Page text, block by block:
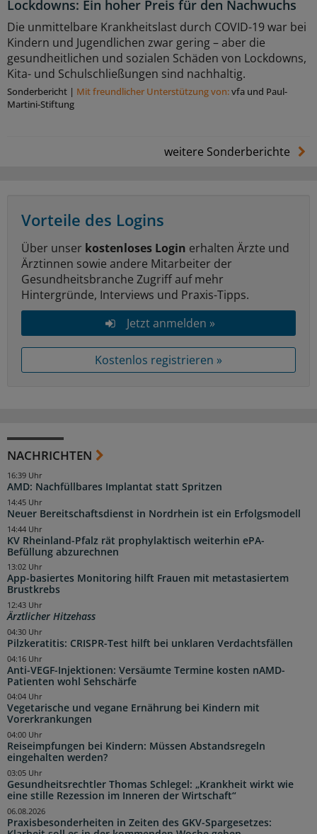
Lockdowns: Ein hoher Preis für den Nachwuchs
Die unmittelbare Krankheitslast durch COVID-19 war bei
Kindern und Jugendlichen zwar gering – aber die
gesundheitlichen und sozialen Schäden von Lockdowns,
Kita- und Schulschließungen sind nachhaltig.
Sonderbericht | Mit freundlicher Unterstützung von:vfa und Paul-
Martini-Stiftung
weitere Sonderberichte
Vorteile des Logins
Über unser kostenloses Login erhalten Ärzte und
Ärztinnen sowie andere Mitarbeiter der
Gesundheitsbranche Zugriff auf mehr
Hintergründe, Interviews und Praxis-Tipps.
Jetzt anmelden »
Kostenlos registrieren »
NACHRICHTEN
AMD: Nachfüllbares Implantat statt Spritzen
16:39 Uhr
Neuer Bereitschaftsdienst in Nordrhein ist ein Erfolgsmodell
14:45 Uhr
KV Rheinland-Pfalz rät prophylaktisch weiterhin ePA-
Befüllung abzurechnen
14:44 Uhr
App-basiertes Monitoring hilft Frauen mit metastasiertem
Brustkrebs
13:02 Uhr
Ärztlicher Hitzehass
12:43 Uhr
Pilzkeratitis: CRISPR-Test hilft bei unklaren Verdachtsfällen
04:30 Uhr
Anti-VEGF-Injektionen: Versäumte Termine kosten nAMD-
Patienten wohl Sehschärfe
04:16 Uhr
Vegetarische und vegane Ernährung bei Kindern mit
Vorerkrankungen
04:04 Uhr
Reiseimpfungen bei Kindern: Müssen Abstandsregeln
eingehalten werden?
04:00 Uhr
Gesundheitsrechtler Thomas Schlegel: „Krankheit wirkt wie
eine stille Rezession im Inneren der Wirtschaft“
03:05 Uhr
Praxisbesonderheiten in Zeiten des GKV-Spargesetzes:
06.08.2026